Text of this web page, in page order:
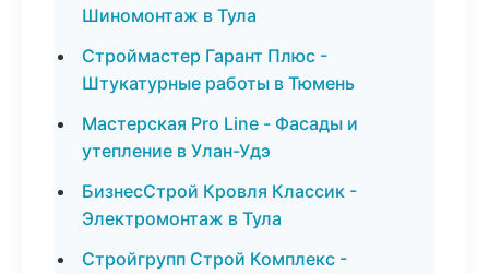
Шиномонтаж в Тула
Строймастер Гарант Плюс -
Штукатурные работы в Тюмень
Мастерская Pro Line - Фасады и
утепление в Улан-Удэ
БизнесСтрой Кровля Классик -
Электромонтаж в Тула
Стройгрупп Строй Комплекс -